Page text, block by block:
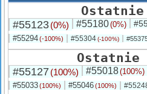
#55123(0%) #55180(0%)
#55294(-100%) #55304(-100%)
Ostatnie
#55127 (100%) #55018(100%)
#55033(100%) #55046(100%)